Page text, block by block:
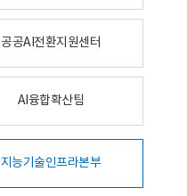
공공AI전환지원센터
AI융합확산팀
지능기술인프라본부